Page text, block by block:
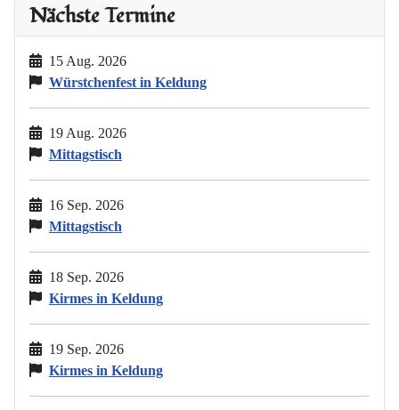
Nächste Termine
15 Aug. 2026
Würstchenfest in Keldung
19 Aug. 2026
Mittagstisch
16 Sep. 2026
Mittagstisch
18 Sep. 2026
Kirmes in Keldung
19 Sep. 2026
Kirmes in Keldung